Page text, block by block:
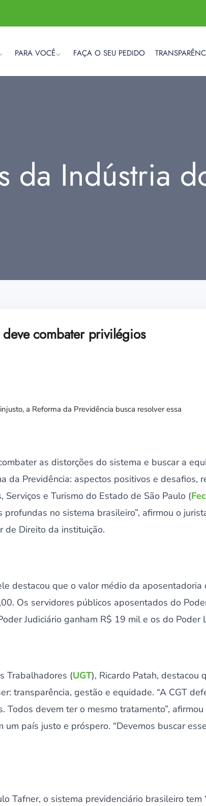
PARA VOCÊ FAÇA O SEU PEDIDO
da Indústria
combater privilégios
a Reforma da Previdência busca resolver essa
as distorções do sistema e buscar a
da Previdência: aspectos positivos e desafios,
Serviços e Turismo do Estado de São Paulo (
no sistema brasileiro”, afirmou o
de Direito da instituição.
destacou que o valor médio da
Os servidores públicos aposentados do
Judiciário ganham R$ 19 mil e os do Poder
Trabalhadores (UGT), Ricardo Patah, destacou
transparência, gestão e equidade. “A CGT
Todos devem ter o mesmo tratamento”,
um país justo e próspero. “Devemos buscar
Tafner, o sistema previdenciário brasileiro tem